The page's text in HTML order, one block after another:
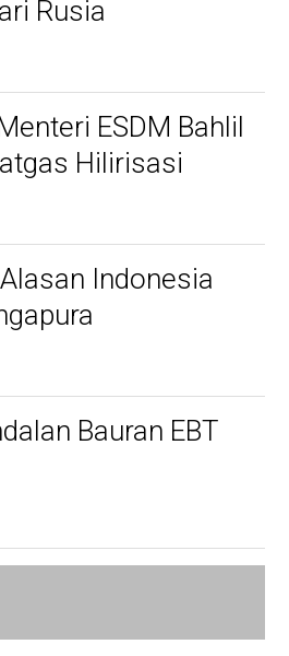
Rusia
ESDM Bahlil
Hilirisasi
Indonesia
Bauran EBT